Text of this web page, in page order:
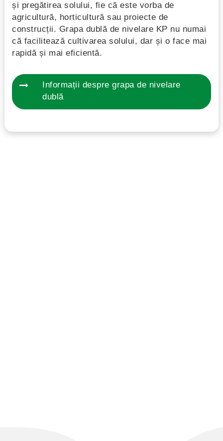
și pregătirea solului, fie că este vorba de
agricultură, horticultură sau proiecte de
construcții. Grapa dublă de nivelare KP nu numai
că facilitează cultivarea solului, dar și o face mai
rapidă și mai eficientă.
Informații despre grapa de nivelare
dublă